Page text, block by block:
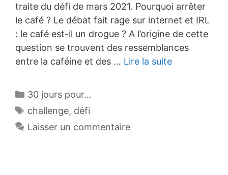
traite du défi de mars 2021. Pourquoi arrêter
le café ? Le débat fait rage sur internet et IRL
: le café est-il un drogue ? A l’origine de cette
question se trouvent des ressemblances
entre la caféine et des … Lire la suite
Catégories
30 jours pour...
Étiquettes
challenge, défi
Laisser un commentaire